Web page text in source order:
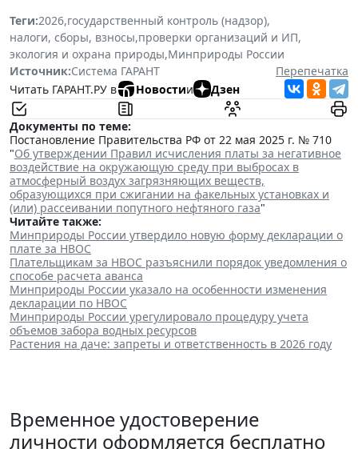
Теги:2026,государственный контроль (надзор),
налоги, сборы, взносы,проверки организаций и ИП,
экология и охрана природы,Минприроды России
Источник:Система ГАРАНТ
Перепечатка
Читать ГАРАНТ.РУ в
Новостии Дзен
Документы по теме:
Постановление Правительства РФ от 22 мая 2025 г. № 710
"Об утверждении Правил исчисления платы за негативное
воздействие на окружающую среду при выбросах в
атмосферный воздух загрязняющих веществ,
образующихся при сжигании на факельных установках и
(или) рассеивании попутного нефтяного газа"
Читайте также:
Минприроды России утвердило новую форму декларации о
плате за НВОС
Плательщикам за НВОС разъяснили порядок уведомления о
способе расчета аванса
Минприроды России указало на особенности изменения
декларации по НВОС
Минприроды России урегулировало процедуру учета
объемов забора водных ресурсов
Растения на даче: запреты и ответственность в 2026 году
Временное удостоверение
личности оформляется бесплатно